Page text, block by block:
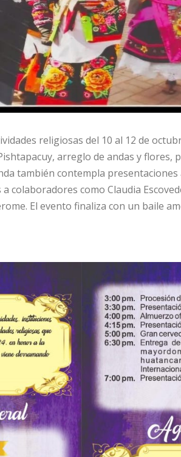
religiosas del 10 al 12 de
arreglo de andas y flores,
también contempla
colaboradores como Claudia
El evento finaliza con un baile